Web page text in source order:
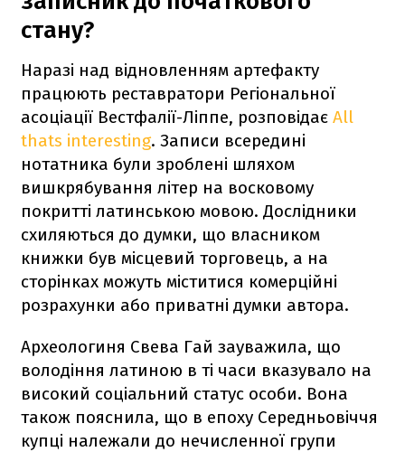
стану?
Наразі над відновленням артефакту
працюють реставратори Регіональної
асоціації Вестфалії-Ліппе, розповідає All
thats interesting. Записи всередині
нотатника були зроблені шляхом
вишкрябування літер на восковому
покритті латинською мовою. Дослідники
схиляються до думки, що власником
книжки був місцевий торговець, а на
сторінках можуть міститися комерційні
розрахунки або приватні думки автора.
Археологиня Свева Гай зауважила, що
володіння латиною в ті часи вказувало на
високий соціальний статус особи. Вона
також пояснила, що в епоху Середньовіччя
купці належали до нечисленної групи